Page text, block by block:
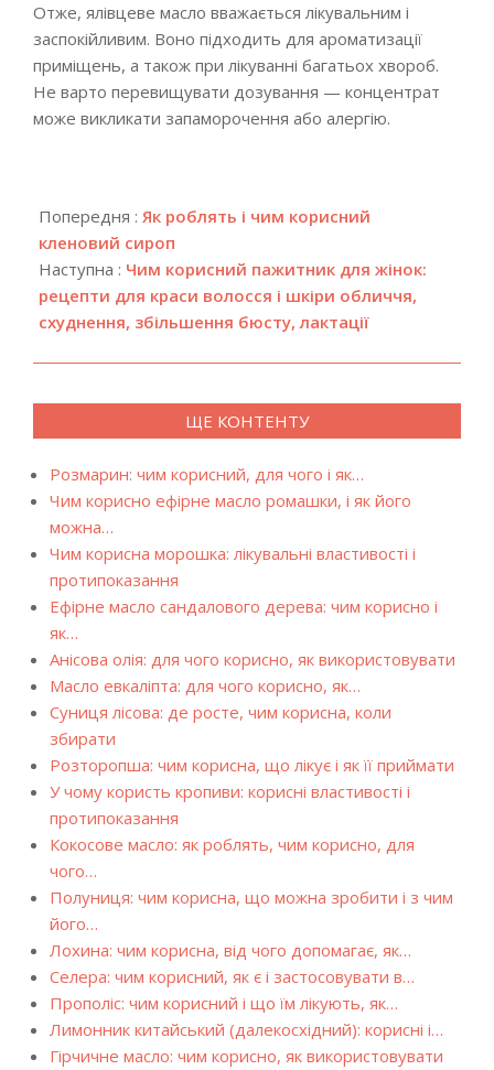
Отже, ялівцеве масло вважається лікувальним і
заспокійливим. Воно підходить для ароматизації
приміщень, а також при лікуванні багатьох хвороб.
Не варто перевищувати дозування — концентрат
може викликати запаморочення або алергію.
07-
10
Попередня : Як роблять і чим корисний
кленовий сироп
Наступна : Чим корисний пажитник для жінок:
рецепти для краси волосся і шкіри обличчя,
схуднення, збільшення бюсту, лактації
ЩЕ КОНТЕНТУ
Розмарин: чим корисний, для чого і як…
Чим корисно ефірне масло ромашки, і як його
можна…
Чим корисна морошка: лікувальні властивості і
протипоказання
Ефірне масло сандалового дерева: чим корисно і
як…
Анісова олія: для чого корисно, як використовувати
Масло евкаліпта: для чого корисно, як…
Суниця лісова: де росте, чим корисна, коли
збирати
Розторопша: чим корисна, що лікує і як її приймати
У чому користь кропиви: корисні властивості і
протипоказання
Кокосове масло: як роблять, чим корисно, для
чого…
Полуниця: чим корисна, що можна зробити і з чим
його…
Лохина: чим корисна, від чого допомагає, як…
Селера: чим корисний, як є і застосовувати в…
Прополіс: чим корисний і що їм лікують, як…
Лимонник китайський (далекосхідний): корисні і…
Гірчичне масло: чим корисно, як використовувати